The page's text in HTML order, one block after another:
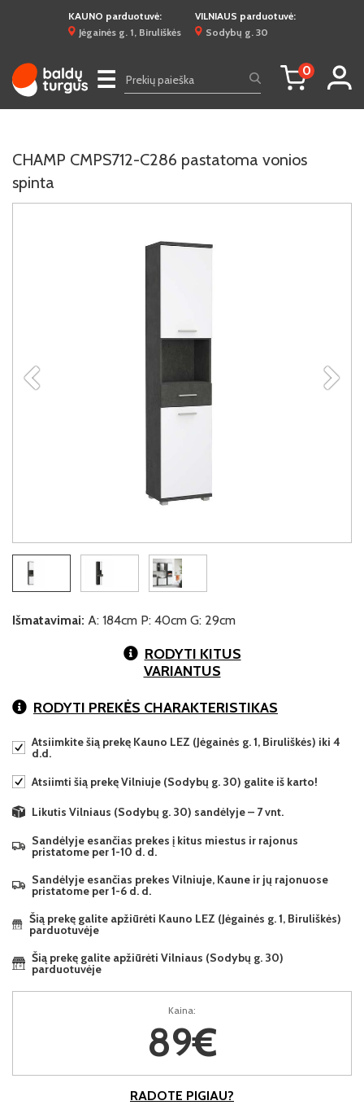
KAUNO parduotuvė:
Jėgainės g. 1, Biruliškės
VILNIAUS parduotuvė:
Sodybų g. 30
☰ 0
CHAMP CMPS712-C286 pastatoma vonios
spinta
Išmatavimai: A: 184cm P: 40cm G: 29cm
RODYTI KITUS
VARIANTUS
RODYTI PREKĖS CHARAKTERISTIKAS
Atsiimkite šią prekę Kauno LEZ (Jėgainės g. 1, Biruliškės) iki 4
d.d.
Atsiimti šią prekę Vilniuje (Sodybų g. 30) galite iš karto!
Likutis Vilniaus (Sodybų g. 30) sandėlyje – 7 vnt.
Sandėlyje esančias prekes į kitus miestus ir rajonus
pristatome per 1-10 d. d.
Sandėlyje esančias prekes Vilniuje, Kaune ir jų rajonuose
pristatome per 1-6 d. d.
Šią prekę galite apžiūrėti Kauno LEZ (Jėgainės g. 1, Biruliškės)
parduotuvėje
Šią prekę galite apžiūrėti Vilniaus (Sodybų g. 30)
parduotuvėje
Kaina:
89€
RADOTE PIGIAU?